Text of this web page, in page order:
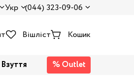
Укр (044) 323-09-06
Вішліст Кошик
Взуття % Outlet